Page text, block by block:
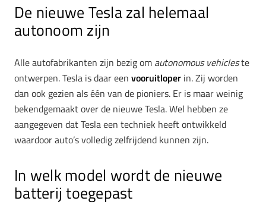
De nieuwe Tesla zal helemaal
autonoom zijn
Alle autofabrikanten zijn bezig om autonomous vehicleste
ontwerpen. Tesla is daar een vooruitloper in. Zij worden
dan ook gezien als één van de pioniers. Er is maar weinig
bekendgemaakt over de nieuwe Tesla. Wel hebben ze
aangegeven dat Tesla een techniek heeft ontwikkeld
waardoor auto’s volledig zelfrijdend kunnen zijn.
In welk model wordt de nieuwe
batterij toegepast